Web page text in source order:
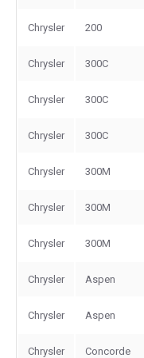
Chrysler 200
Chrysler 300C
Chrysler 300C
Chrysler 300C
Chrysler 300M
Chrysler 300M
Chrysler 300M
Chrysler Aspen
Chrysler Aspen
Chrysler Concorde